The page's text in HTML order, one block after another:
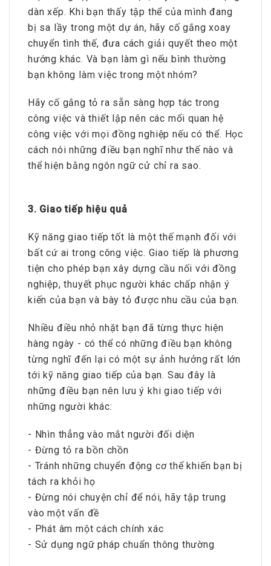
dàn xếp. Khi bạn thấy tập thể của mình đang
bị sa lầy trong một dự án, hãy cố gắng xoay
chuyển tình thế, đưa cách giải quyết theo một
hướng khác. Và bạn làm gì nếu bình thường
bạn không làm việc trong một nhóm?
Hãy cố gắng tỏ ra sẵn sàng hợp tác trong
công việc và thiết lập nên các mối quan hệ
công việc với mọi đồng nghiệp nếu có thể. Học
cách nói những điều bạn nghĩ như thế nào và
thể hiện bằng ngôn ngữ cử chỉ ra sao.
3. Giao tiếp hiệu quả
Kỹ năng giao tiếp tốt là một thế mạnh đối với
bất cứ ai trong công việc. Giao tiếp là phương
tiện cho phép bạn xây dựng cầu nối với đồng
nghiệp, thuyết phục người khác chấp nhận ý
kiến của bạn và bày tỏ được nhu cầu của bạn.
Nhiều điều nhỏ nhặt bạn đã từng thực hiện
hàng ngày - có thể có những điều bạn không
từng nghĩ đến lại có một sự ảnh hưởng rất lớn
tới kỹ năng giao tiếp của bạn. Sau đây là
những điều bạn nên lưu ý khi giao tiếp với
những người khác:
- Nhìn thẳng vào mắt người đối diện
- Đừng tỏ ra bồn chồn
- Tránh những chuyển động cơ thể khiến bạn bị
tách ra khỏi họ
- Đừng nói chuyện chỉ để nói, hãy tập trung
vào một vấn đề
- Phát âm một cách chính xác
- Sử dụng ngữ pháp chuẩn thông thường